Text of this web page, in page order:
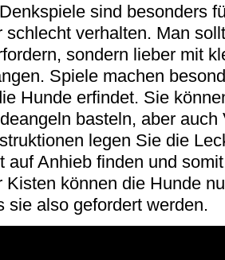
sind besonders
schlecht verhalten. Man
sondern lieber mit
Spiele machen
Hunde erfindet. Sie
basteln, aber
legen Sie die
auf Anhieb finden und
Kisten können die Hunde
sie also gefordert werden.